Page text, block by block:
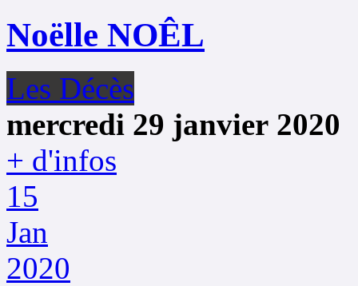
Noëlle NOÊL
Les Décès
mercredi 29 janvier 2020
+ d'infos
15
Jan
2020